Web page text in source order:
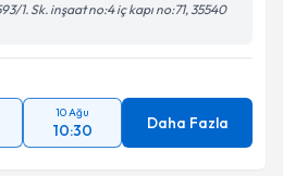
1. Sk. inşaat no:4 iç kapı no:71, 35540
10 Ağu
10:30 Daha Fazla